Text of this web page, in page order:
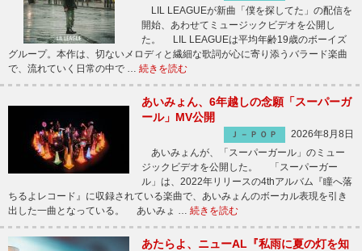
LIL LEAGUEが新曲「僕を探してた」の配信を
開始、あわせてミュージックビデオを公開し
た。 LIL LEAGUEは平均年齢19歳のボーイズ
グループ。本作は、切ないメロディと繊細な歌詞が心に寄り添うバラード楽曲
で、流れていく日常の中で … 続きを読む
あいみょん、6年越しの念願「スーパーガ
ール」MV公開
Ｊ－ＰＯＰ
2026年8月8日
あいみょんが、「スーパーガール」のミュー
ジックビデオを公開した。 「スーパーガー
ル」は、2022年リリースの4thアルバム『瞳へ落
ちるよレコード』に収録されている楽曲で、あいみょんのボーカル表現を引き
出した一曲となっている。 あいみょ … 続きを読む
あたらよ、ニューAL『私雨に夏の灯を知